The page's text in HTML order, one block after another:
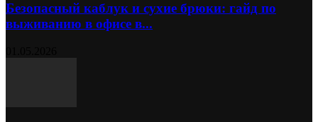
Безопасный каблук и сухие брюки: гайд по
выживанию в офисе в...